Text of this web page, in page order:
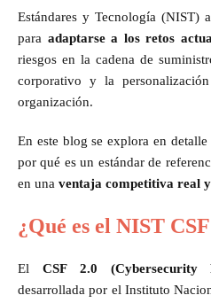
Estándares y Tecnología (NIST)
para adaptarse a los retos
riesgos en la cadena de
corporativo y la
organización.
En este blog se explora en
por qué es un estándar de
en una ventaja competitiva real
¿Qué es el NIST
El CSF 2.0
desarrollada por el Instituto